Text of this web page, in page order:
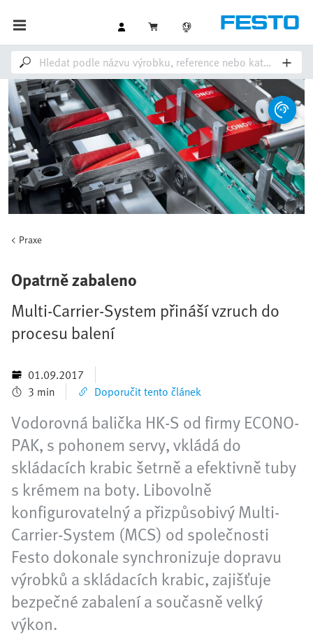
Praxe
Opatrně zabaleno
Multi-Carrier-System přináší vzruch do
procesu balení
01.09.2017
3 min
Doporučit tento článek
Vodorovná balička HK-S od firmy ECONO-
PAK, s pohonem servy, vkládá do
skládacích krabic šetrně a efektivně tuby
s krémem na boty. Libovolně
konfigurovatelný a přizpůsobivý Multi-
Carrier-System (MCS) od společnosti
Festo dokonale synchronizuje dopravu
výrobků a skládacích krabic, zajišťuje
bezpečné zabalení a současně velký
výkon.